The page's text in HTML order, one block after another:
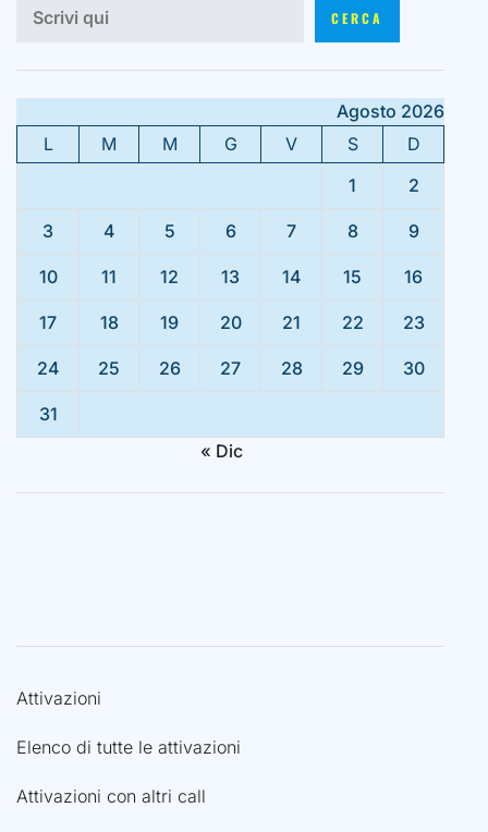
CERCA
Agosto 2026
L
M M G V S
D
1
2
3 4 5 6 7 8 9
10 11 12 13 14 15 16
17 18 19 20 21 22 23
24 25 26 27 28 29 30
31
« Dic
Attivazioni
Elenco di tutte le attivazioni
Attivazioni con altri call